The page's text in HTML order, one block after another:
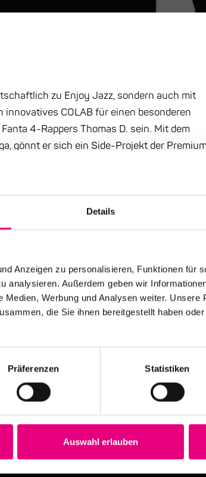
Details
Anzeigen zu personalisieren, Funktionen für
analysieren. Außerdem geben wir
Werbung und Analysen weiter. Unsere
die Sie ihnen bereitgestellt haben
Präferenzen Statistiken
Auswahl erlauben
zu Enjoy Jazz, sondern auch mit
COLAB für einen besonderen
4-Rappers Thomas D. sein. Mit dem
gönnt er sich ein Side-Projekt der
„The M.A.R.S. Sessions“ wurde
Neben Solo-Arbeiten präsentiert es
spektakuläres Live-Set des Mannheimer
DJ Radio Bergheim sowie die Talk-Show
von Nena bis David Bowie, u.a. mit
Mitte August per E-Mail